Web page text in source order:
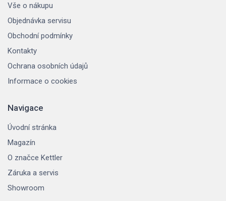
Vše o nákupu
Objednávka servisu
Obchodní podmínky
Kontakty
Ochrana osobních údajů
Informace o cookies
Navigace
Úvodní stránka
Magazín
O značce Kettler
Záruka a servis
Showroom